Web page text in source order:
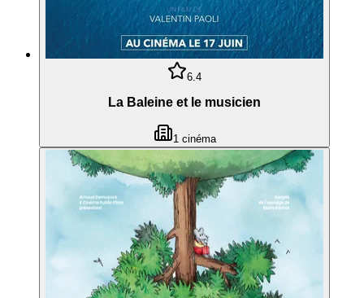
6.4
La Baleine et le musicien
1 cinéma